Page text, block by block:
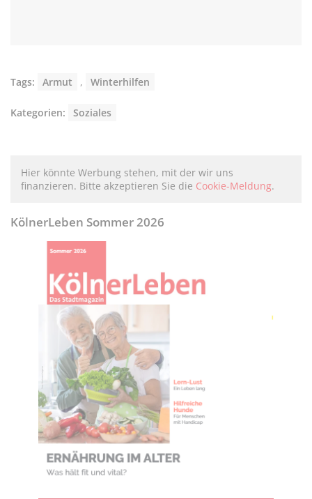
Tags: Armut , Winterhilfen
Kategorien: Soziales
Hier könnte Werbung stehen, mit der wir uns
finanzieren. Bitte akzeptieren Sie die Cookie-Meldung.
KölnerLeben Sommer 2026